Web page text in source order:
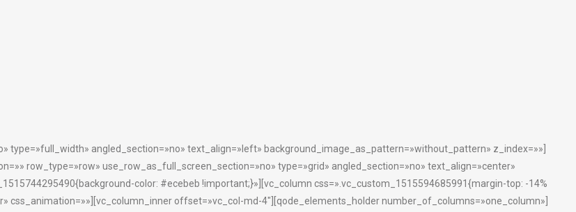
type=»full_width» angled_section=»no» text_align=»left» background_image_as_pattern=»without_pattern» z_index=»»]
row_type=»row» use_row_as_full_screen_section=»no» type=»grid» angled_section=»no» text_align=»center»
color: #ecebeb !important;}»][vc_column css=».vc_custom_1515594685991{margin-top: -14%
offset=»vc_col-md-4″][qode_elements_holder number_of_columns=»one_column»]